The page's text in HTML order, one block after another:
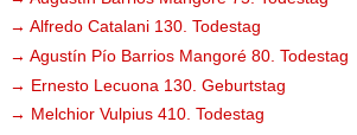
→ Alfredo Catalani 130. Todestag
→ Agustín Pío Barrios Mangoré 80. Todestag
→ Ernesto Lecuona 130. Geburtstag
→ Melchior Vulpius 410. Todestag